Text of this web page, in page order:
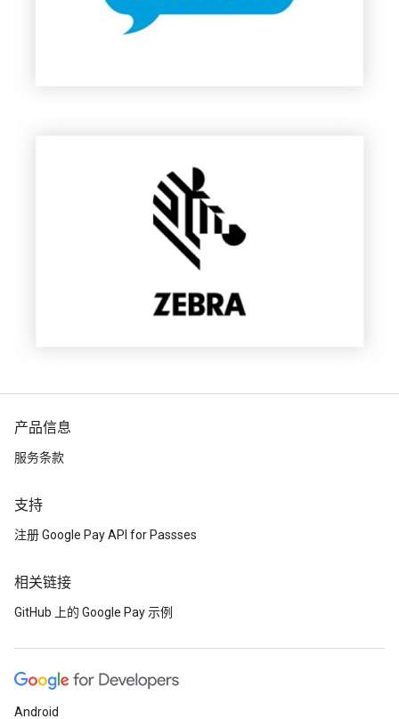
产品信息
服务条款
支持
注册 Google Pay API for Passses
相关链接
GitHub 上的 Google Pay 示例
Android